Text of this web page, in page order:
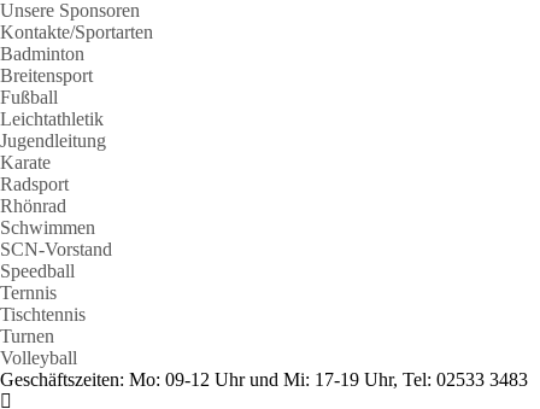
Unsere Sponsoren
Kontakte/Sportarten
Badminton
Breitensport
Fußball
Leichtathletik
Jugendleitung
Karate
Radsport
Rhönrad
Schwimmen
SCN-Vorstand
Speedball
Ternnis
Tischtennis
Turnen
Volleyball
Geschäftszeiten: Mo: 09-12 Uhr und Mi: 17-19 Uhr, Tel: 02533 3483